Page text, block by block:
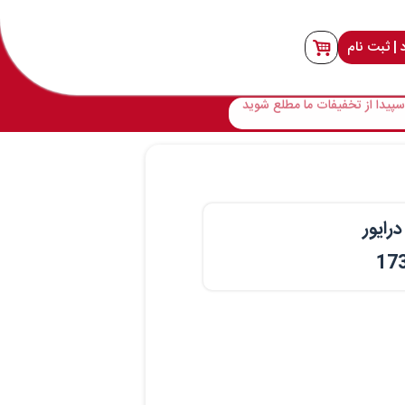
| ثبت نام
از تخفیفات ما مطلع شوید